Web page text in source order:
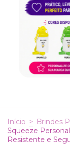
Início > Brindes
Squeeze
Resistente e